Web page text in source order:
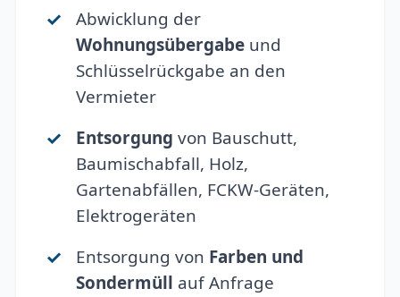
Abwicklung der
Wohnungsübergabeund
Schlüsselrückgabe an den
Vermieter
Entsorgung von Bauschutt,
Baumischabfall, Holz,
Gartenabfällen, FCKW-Geräten,
Elektrogeräten
Entsorgung von Farben und
Sondermüll auf Anfrage